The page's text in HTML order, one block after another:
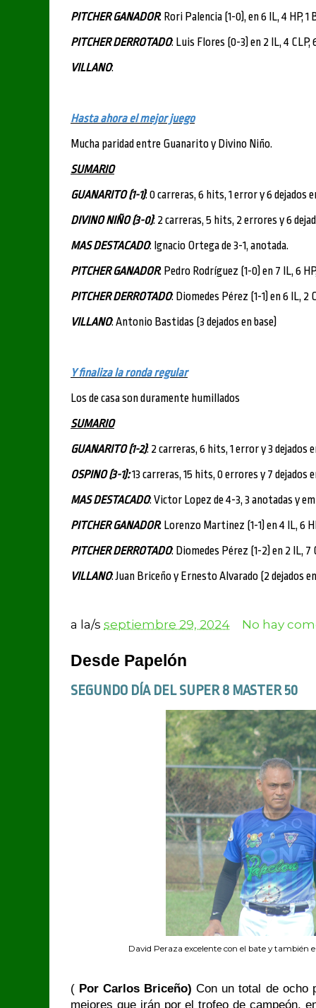
PITCHER GANADOR: Rori Palencia (1-0), en 6 IL, 4 HP, 1
PITCHER DERROTADO: Luis Flores (0-3) en 2 IL, 4 CLP,
VILLANO:
Hasta ahora el mejor juego
Mucha paridad entre Guanarito y Divino Niño.
SUMARIO
GUANARITO (1-1): 0 carreras, 6 hits, 1 error y 6 dejados
DIVINO NIÑO (3-0): 2 carreras, 5 hits, 2 errores y 6
MAS DESTACADO: Ignacio Ortega de 3-1, anotada.
PITCHER GANADOR: Pedro Rodríguez (1-0) en 7 IL, 6
PITCHER DERROTADO: Diomedes Pérez (1-1) en 6 IL, 2
VILLANO: Antonio Bastidas (3 dejados en base)
Y finaliza la ronda regular
Los de casa son duramente humillados
SUMARIO
GUANARITO (1-2): 2 carreras, 6 hits, 1 error y 3 dejados
OSPINO (3-1):13 carreras, 15 hits, 0 errores y 7 dejados
MAS DESTACADO: Victor Lopez de 4-3, 3 anotadas y
PITCHER GANADOR: Lorenzo Martinez (1-1) en 4 IL, 6
PITCHER DERROTADO: Diomedes Pérez (1-2) en 2 IL, 7
VILLANO: Juan Briceño y Ernesto Alvarado (2 dejados
a la/s septiembre 29, 2024 No hay
Desde Papelón
SEGUNDO DÍA DEL SUPER 8 MASTER 50
David Peraza excelente con el bate y también
( Por Carlos Briceño) Con un total de ocho
mejores que irán por el trofeo de campeón,